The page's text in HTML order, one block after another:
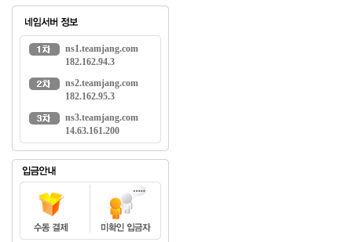
ns1.teamjang.com
182.162.94.3
ns2.teamjang.com
182.162.95.3
ns3.teamjang.com
14.63.161.200